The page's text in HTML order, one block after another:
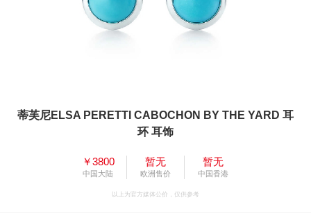
蒂芙尼ELSA PERETTI CABOCHON BY THE YARD 耳
环 耳饰
￥3800
中国大陆
暂无
欧洲售价
暂无
中国香港
以上为官方媒体公价，仅供参考